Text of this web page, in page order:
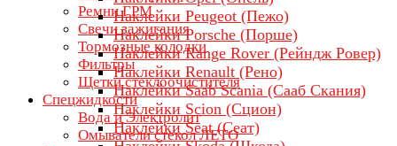
Ремни ГРМ
Свечи зажигания
Тормозные колодки
Фильтры
Щетки стеклоочистителя
Спецжидкости
Вода и Электролит
Омыватели стекол ЛЕТО
Наклейки Peugeot (Пежо)
Наклейки Porsche (Порше)
Наклейки Range Rover (Рейндж Ровер)
Наклейки Renault (Рено)
Наклейки Saab Scania (Сааб Скания)
Наклейки Scion (Сцион)
Наклейки Seat (Сеат)